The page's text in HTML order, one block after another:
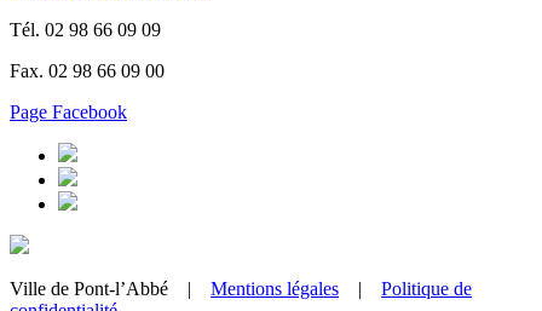
Tél. 02 98 66 09 09
Fax. 02 98 66 09 00
Page Facebook
Ville de Pont-l’Abbé | Mentions légales | Politique de